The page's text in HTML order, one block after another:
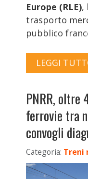
Europe (RLE),
trasporto
pubblico
LEGGI
PNRR,
ferrovie tra
convogli
Categoria: Treni